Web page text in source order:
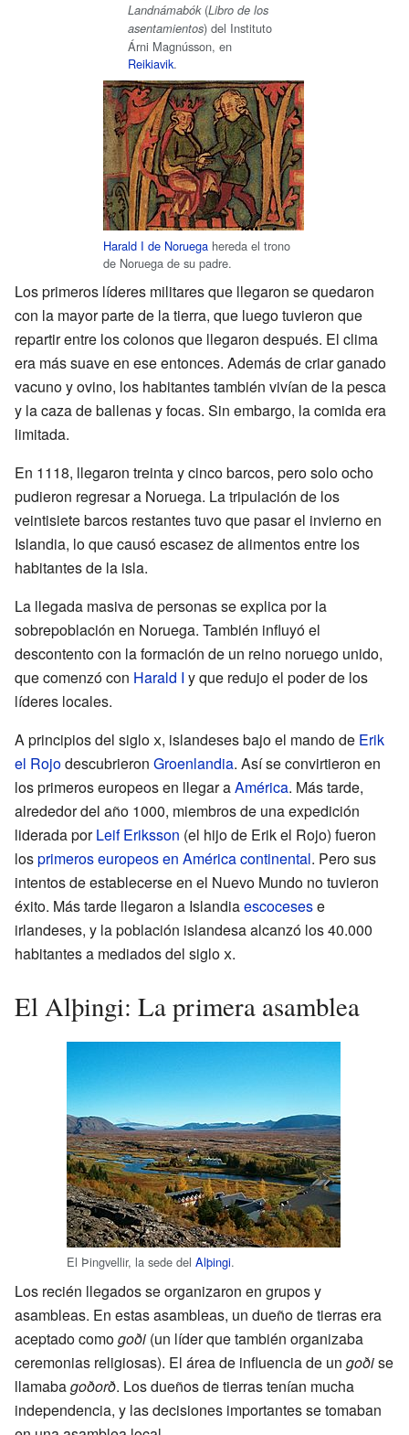
Landnámabók(Libro de los
asentamientos) del Instituto
Árni Magnússon, en
Reikiavik.
Harald I de Noruega hereda el trono
de Noruega de su padre.
Los primeros líderes militares que llegaron se quedaron
con la mayor parte de la tierra, que luego tuvieron que
repartir entre los colonos que llegaron después. El clima
era más suave en ese entonces. Además de criar ganado
vacuno y ovino, los habitantes también vivían de la pesca
y la caza de ballenas y focas. Sin embargo, la comida era
limitada.
En 1118, llegaron treinta y cinco barcos, pero solo ocho
pudieron regresar a Noruega. La tripulación de los
veintisiete barcos restantes tuvo que pasar el invierno en
Islandia, lo que causó escasez de alimentos entre los
habitantes de la isla.
La llegada masiva de personas se explica por la
sobrepoblación en Noruega. También influyó el
descontento con la formación de un reino noruego unido,
que comenzó con Harald I y que redujo el poder de los
líderes locales.
A principios del siglox, islandeses bajo el mando de Erik
el Rojodescubrieron Groenlandia. Así se convirtieron en
los primeros europeos en llegar aAmérica. Más tarde,
alrededor del año 1000, miembros de una expedición
liderada porLeif Eriksson (el hijo de Erik el Rojo) fueron
losprimeros europeos en América continental. Pero sus
intentos de establecerse en el Nuevo Mundo no tuvieron
éxito. Más tarde llegaron a Islandiaescocesese
irlandeses, y la población islandesa alcanzó los 40.000
habitantes a mediados del siglox.
El Alþingi: La primera asamblea
El Þingvellir, la sede del Alþingi.
Los recién llegados se organizaron en grupos y
asambleas. En estas asambleas, un dueño de tierras era
aceptado comogoði (un líder que también organizaba
ceremonias religiosas). El área de influencia de un goðise
llamabagoðorð. Los dueños de tierras tenían mucha
independencia, y las decisiones importantes se tomaban